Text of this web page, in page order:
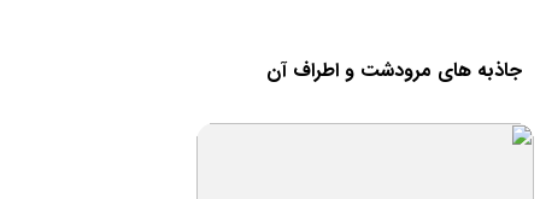
جاذبه های مرودشت و اطراف آن